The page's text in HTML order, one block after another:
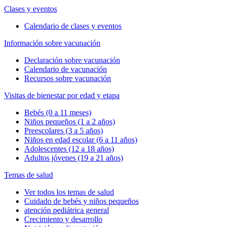
Clases y eventos
Calendario de clases y eventos
Información sobre vacunación
Declaración sobre vacunación
Calendario de vacunación
Recursos sobre vacunación
Visitas de bienestar por edad y etapa
Bebés (0 a 11 meses)
Niños pequeños (1 a 2 años)
Preescolares (3 a 5 años)
Niños en edad escolar (6 a 11 años)
Adolescentes (12 a 18 años)
Adultos jóvenes (19 a 21 años)
Temas de salud
Ver todos los temas de salud
Cuidado de bebés y niños pequeños
atención pediátrica general
Crecimiento y desarrollo